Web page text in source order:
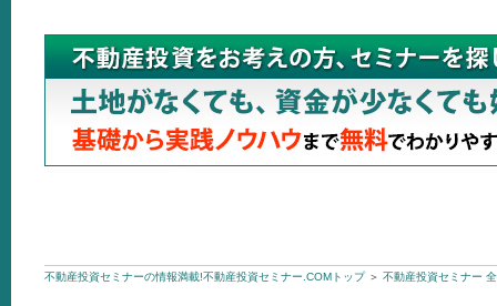
不動産投資セミナーの情報満載!不動産投資セミナー.COMトップ＞ 不動産投資セミナー